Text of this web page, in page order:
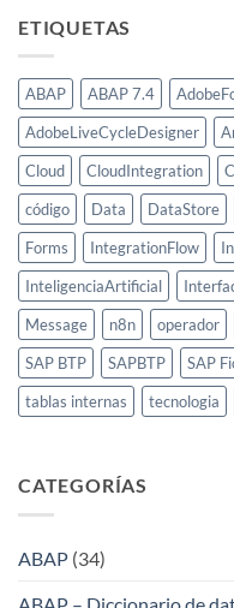
ETIQUETAS
ABAP ABAP 7.4
AdobeLiveCycleDesigner
Cloud
CloudIntegration
código
Data DataStore
Forms
IntegrationFlow
InteligenciaArtificial
Message
n8n operador
SAP BTP
SAPBTP SAP
tablas internas
tecnologia
CATEGORÍAS
ABAP (34)